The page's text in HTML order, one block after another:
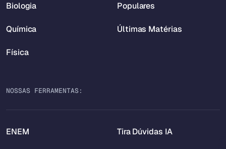
Biologia
Química
Física
Populares
Últimas Matérias
NOSSAS FERRAMENTAS:
ENEM Tira Dúvidas IA